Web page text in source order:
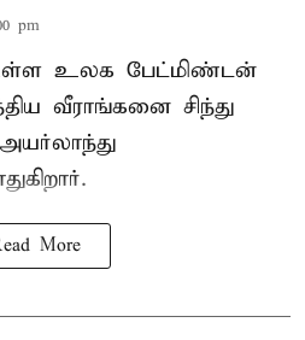
pm
உலக பேட்மிண்டன்
வீராங்கனை சிந்து
More